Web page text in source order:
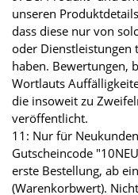
unseren
dass diese nur von
oder Dienstleistungen
haben. Bewertungen,
Wortlauts
die insoweit zu
veröffentlicht.
11: Nur für
Gutscheincode
erste Bestellung, ab
(Warenkorbwert).